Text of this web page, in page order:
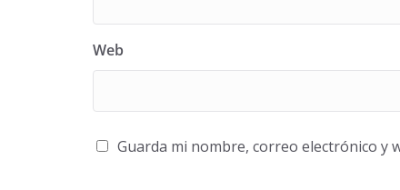
Web
Guarda mi nombre, correo electrónico y